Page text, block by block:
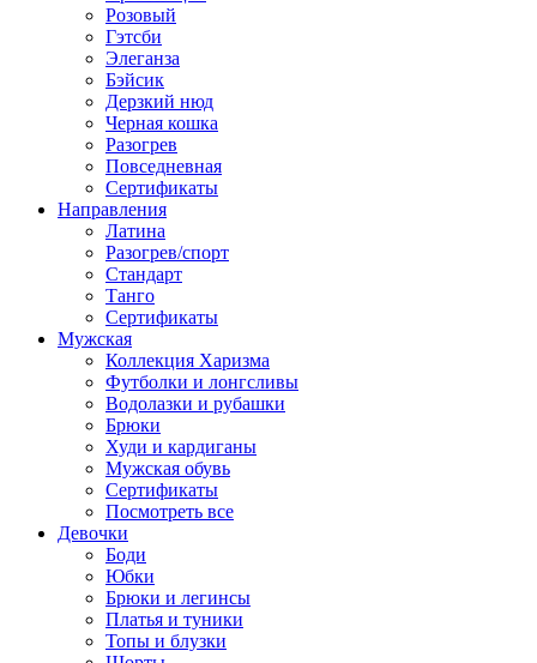
Розовый
Гэтсби
Элеганза
Бэйсик
Дерзкий нюд
Черная кошка
Разогрев
Повседневная
Сертификаты
Направления
Латина
Разогрев/спорт
Стандарт
Танго
Сертификаты
Мужская
Коллекция Харизма
Футболки и лонгсливы
Водолазки и рубашки
Брюки
Худи и кардиганы
Мужская обувь
Сертификаты
Посмотреть все
Девочки
Боди
Юбки
Брюки и легинсы
Платья и туники
Топы и блузки